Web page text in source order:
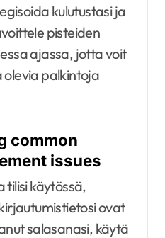
kulutustasi ja
pisteiden
ajassa, jotta voit
palkintoja
common
issues
tilisi käytössä,
ovat
salasanasi, käytä